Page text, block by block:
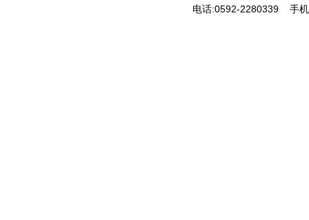
电话:0592-2280339 手